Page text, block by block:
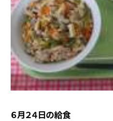
６月２４日の給食